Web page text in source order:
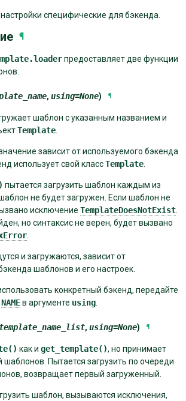
специфические для бэкенда.
¶
предоставляет две функции
, using=None) ¶
шаблон с указанным названием и
Template.
зависит от используемого бэкенда
использует свой классTemplate.
пытается загрузить шаблон каждым из
не будет загружен. Если шаблон не
исключение TemplateDoesNotExist.
но синтаксис не верен, будет вызвано
.
и загружаются, зависит от
шаблонов и его настроек.
конкретный бэкенд, передайте
NAMEв аргументе using.
template_name_list, using=None) ¶
как и get_template(), но принимает
шаблонов. Пытается загрузить по очереди
возвращает первый загруженный.
шаблон, вызываются исключения,